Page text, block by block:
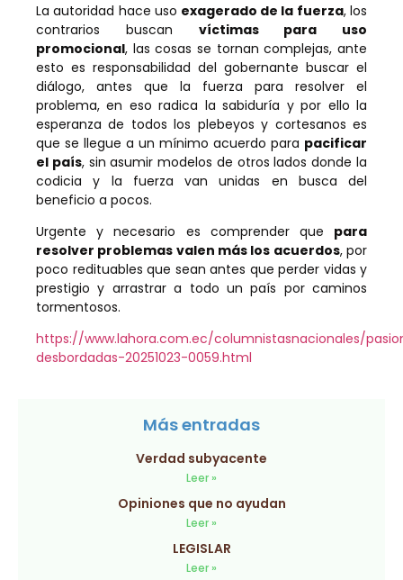
La autoridad hace uso exagerado de la fuerza, los
contrarios buscan víctimas para uso
promocional, las cosas se tornan complejas, ante
esto es responsabilidad del gobernante buscar el
diálogo, antes que la fuerza para resolver el
problema, en eso radica la sabiduría y por ello la
esperanza de todos los plebeyos y cortesanos es
que se llegue a un mínimo acuerdo para pacificar
el país, sin asumir modelos de otros lados donde la
codicia y la fuerza van unidas en busca del
beneficio a pocos.
Urgente y necesario es comprender que para
resolver problemas valen más los acuerdos, por
poco redituables que sean antes que perder vidas y
prestigio y arrastrar a todo un país por caminos
tormentosos.
https://www.lahora.com.ec/columnistasnacionales/
desbordadas-20251023-0059.html
Más entradas
Verdad subyacente
Leer »
Opiniones que no ayudan
Leer »
LEGISLAR
Leer »